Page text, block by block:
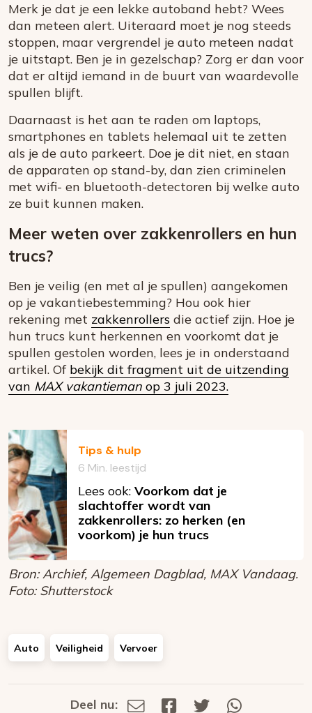
Merk je dat je een lekke autoband hebt? Wees
dan meteen alert. Uiteraard moet je nog steeds
stoppen, maar vergrendel je auto meteen nadat
je uitstapt. Ben je in gezelschap? Zorg er dan voor
dat er altijd iemand in de buurt van waardevolle
spullen blijft.
Daarnaast is het aan te raden om laptops,
smartphones en tablets helemaal uit te zetten
als je de auto parkeert. Doe je dit niet, en staan
de apparaten op stand-by, dan zien criminelen
met wifi- en bluetooth-detectoren bij welke auto
ze buit kunnen maken.
Meer weten over zakkenrollers en hun
trucs?
Ben je veilig (en met al je spullen) aangekomen
op je vakantiebestemming? Hou ook hier
rekening met zakkenrollers die actief zijn. Hoe je
hun trucs kunt herkennen en voorkomt dat je
spullen gestolen worden, lees je in onderstaand
artikel. Of bekijk dit fragment uit de uitzending
van MAX vakantieman op 3 juli 2023.
Tips & hulp
6 Min. leestijd
Lees ook: Voorkom dat je
slachtoffer wordt van
zakkenrollers: zo herken (en
voorkom) je hun trucs
Bron: Archief, Algemeen Dagblad, MAX Vandaag.
Foto: Shutterstock
Auto Veiligheid Vervoer
Deel nu: Deel Deel Deel